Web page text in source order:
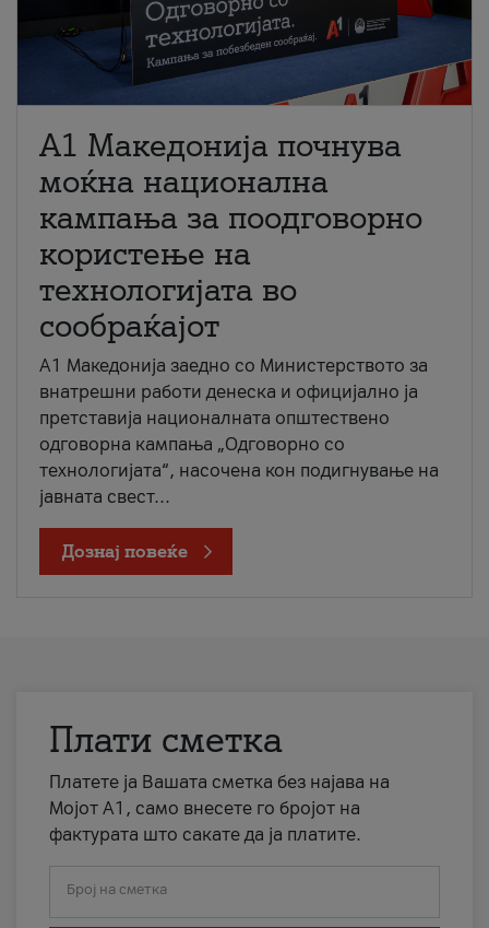
A1 Македонија почнува
моќна национална
кампања за поодговорно
користење на
технологијата во
сообраќајот
A1 Македонија заедно со Министерството за
внатрешни работи денеска и официјално ја
претставија националната општествено
одговорна кампања „Одговорно со
технологијата“, насочена кон подигнување на
јавната свест...
Дознај повеќе
Плати сметка
Платете ја Вашата сметка без најава на
Мојот А1, само внесете го бројот на
фактурата што сакате да ја платите.
Број на сметка